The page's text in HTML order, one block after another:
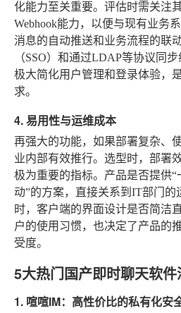
化能力至关重要。评估时需关注
Webhook能力，以便与现有业务
消息的自动推送和业务流程的联
（SSO）和通过LDAP等协议同
极大简化用户管理和登录体验，
求。
4. 易用性与运维成本
再强大的功能，如果部署复杂、
业内部有效推行。选型时，部署
极为重要的指标。产品是否提供“
动”的方案，直接关系到IT部门的
时，客户端的界面设计是否简洁
户的使用习惯，也决定了产品的
受度。
5大热门国产即时聊天软
1. 喧喧IM：高性价比的私有化安